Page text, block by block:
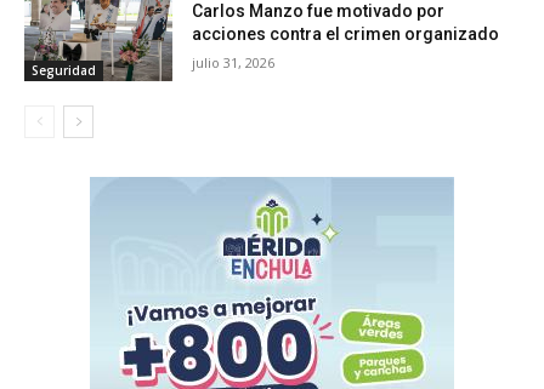
Seguridad
Carlos Manzo fue motivado por
acciones contra el crimen organizado
julio 31, 2026